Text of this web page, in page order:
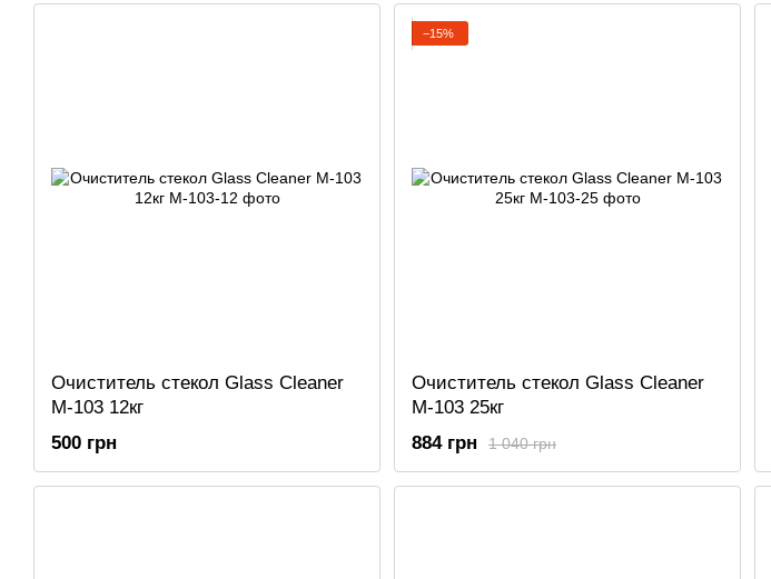
Очиститель стекол Glass Cleaner
M-103 12кг
500 грн
−15%
Очиститель стекол Glass Cleaner
M-103 25кг
1 040 грн
884 грн